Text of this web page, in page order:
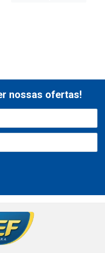
nossas ofertas!